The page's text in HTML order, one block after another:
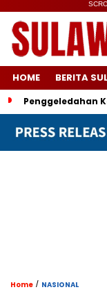
HOME BERITA
Penggeledahan
Home / NASIONAL